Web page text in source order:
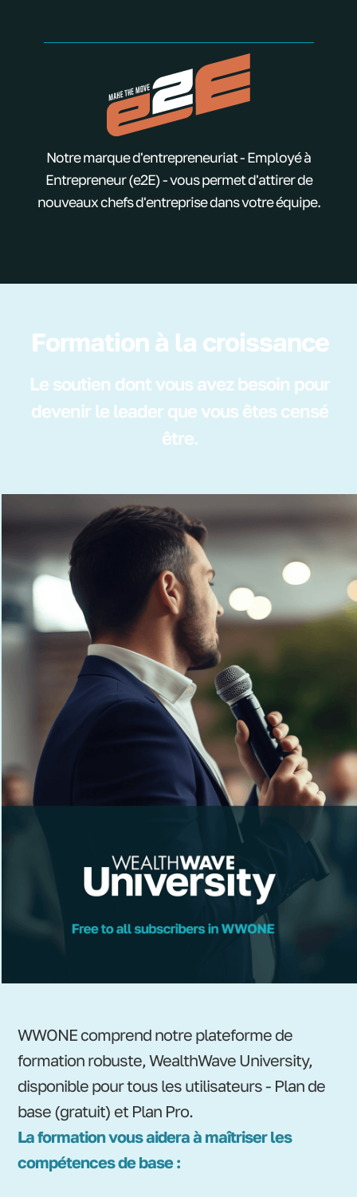
Notre marque d'entrepreneuriat - Employé à
Entrepreneur (e2E) - vous permet d'attirer de
nouveaux chefs d'entreprise dans votre équipe.
Formation à la croissance
Le soutien dont vous avez besoin pour
devenir le leader que vous êtes censé
être.
WWONE comprend notre plateforme de
formation robuste, WealthWave University,
disponible pour tous les utilisateurs - Plan de
base (gratuit) et Plan Pro.
La formation vous aidera à maîtriser les
compétences de base :